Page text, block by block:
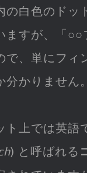
の白色のドッ
ますが、「○○
で、単にフィ
分かりません。
ト上では英語
) と呼ばれる